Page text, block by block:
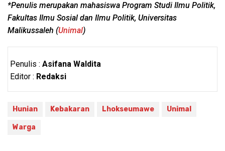
*Penulis merupakan mahasiswa Program Studi Ilmu Politik,
Fakultas Ilmu Sosial dan Ilmu Politik, Universitas
Malikussaleh (Unimal)
Penulis : Asifana Waldita
Editor : Redaksi
Hunian Kebakaran Lhokseumawe Unimal
Warga